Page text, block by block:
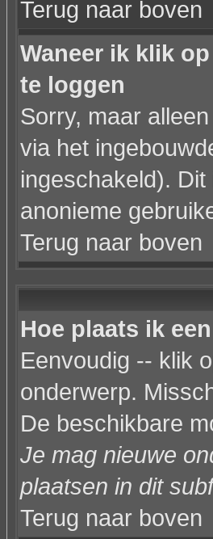
Terug naar boven
Waneer ik klik
te loggen
Sorry, maar
via het
ingeschakeld).
anonieme
Terug naar boven
Hoe plaats ik
Eenvoudig -- klik
onderwerp.
De beschikbare
Je mag nieuwe
plaatsen in dit
Terug naar boven